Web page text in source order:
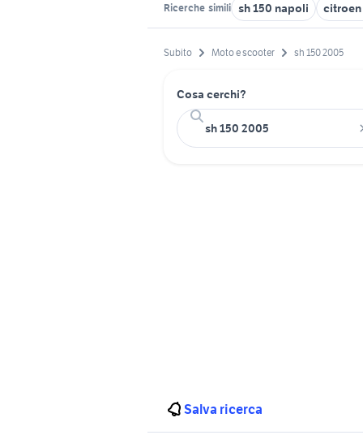
Ricerche simili sh 150 napoli citroen
Subito Moto e scooter sh 150 2005
Cosa cerchi?
Salva ricerca